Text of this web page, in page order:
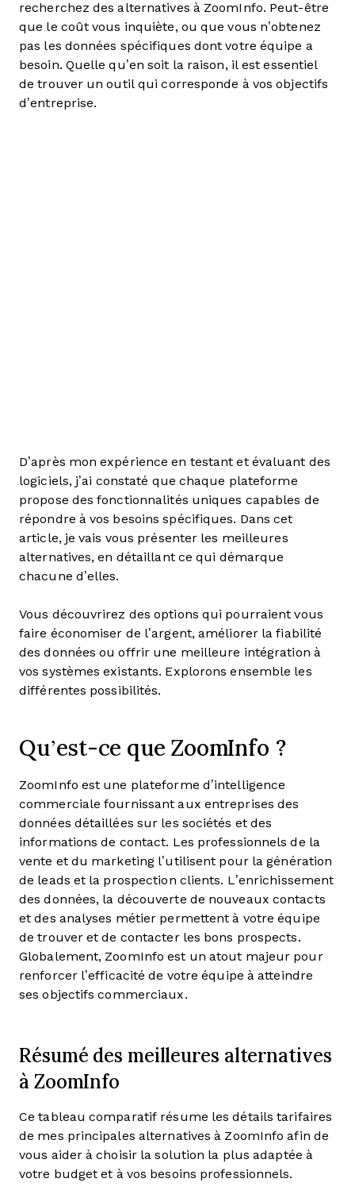
recherchez des alternatives à ZoomInfo. Peut-être
que le coût vous inquiète, ou que vous n’obtenez
pas les données spécifiques dont votre équipe a
besoin. Quelle qu’en soit la raison, il est essentiel
de trouver un outil qui corresponde à vos objectifs
d’entreprise.
D’après mon expérience en testant et évaluant des
logiciels, j’ai constaté que chaque plateforme
propose des fonctionnalités uniques capables de
répondre à vos besoins spécifiques. Dans cet
article, je vais vous présenter les meilleures
alternatives, en détaillant ce qui démarque
chacune d’elles.
Vous découvrirez des options qui pourraient vous
faire économiser de l’argent, améliorer la fiabilité
des données ou offrir une meilleure intégration à
vos systèmes existants. Explorons ensemble les
différentes possibilités.
Qu’est-ce que ZoomInfo ?
ZoomInfo est une plateforme d’intelligence
commerciale fournissant aux entreprises des
données détaillées sur les sociétés et des
informations de contact. Les professionnels de la
vente et du marketing l’utilisent pour la génération
de leads et la prospection clients. L’enrichissement
des données, la découverte de nouveaux contacts
et des analyses métier permettent à votre équipe
de trouver et de contacter les bons prospects.
Globalement, ZoomInfo est un atout majeur pour
renforcer l’efficacité de votre équipe à atteindre
ses objectifs commerciaux.
Résumé des meilleures alternatives
à ZoomInfo
Ce tableau comparatif résume les détails tarifaires
de mes principales alternatives à ZoomInfo afin de
vous aider à choisir la solution la plus adaptée à
votre budget et à vos besoins professionnels.